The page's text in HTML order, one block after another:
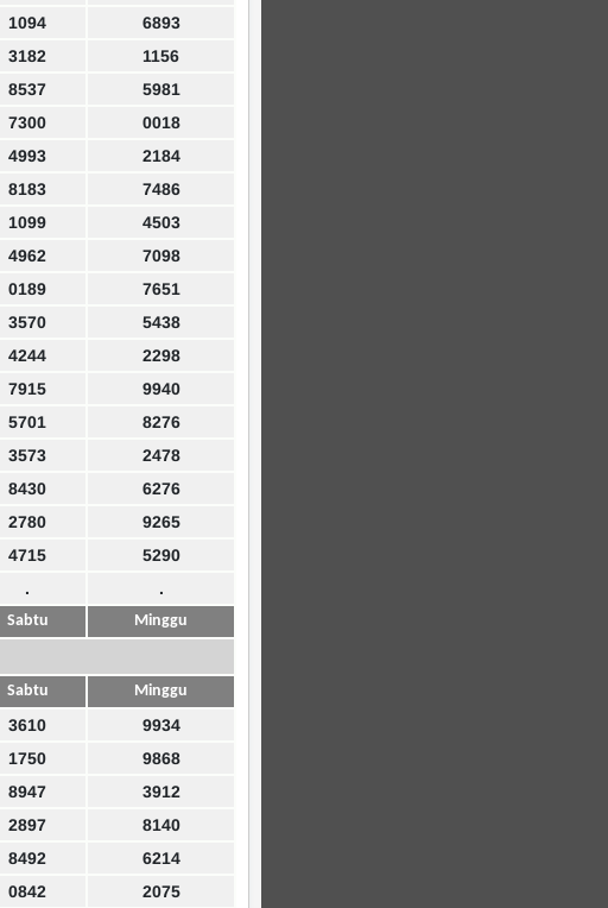
1094
6893
3182
1156
8537
5981
7300
0018
4993
2184
8183
7486
1099
4503
4962
7098
0189
7651
3570
5438
4244
2298
7915
9940
5701
8276
3573
2478
8430
6276
2780
9265
4715
5290
. .
Sabtu Minggu
Sabtu Minggu
3610
9934
1750
9868
8947
3912
2897
8140
8492
6214
0842 2075